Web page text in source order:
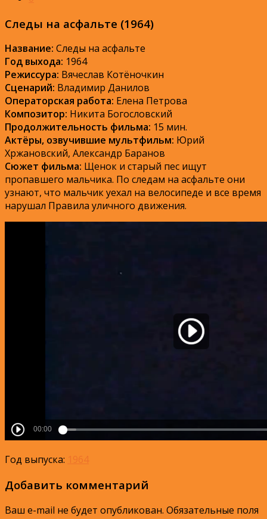
Следы на асфальте (1964)
Название: Следы на асфальте
Год выхода: 1964
Режиссура: Вячеслав Котёночкин
Сценарий: Владимир Данилов
Операторская работа: Елена Петрова
Композитор: Никита Богословский
Продолжительность фильма: 15 мин.
Актёры, озвучившие мультфильм: Юрий
Хржановский, Александр Баранов
Сюжет фильма: Щенок и старый пес ищут
пропавшего мальчика. По следам на асфальте они
узнают, что мальчик уехал на велосипеде и все время
нарушал Правила уличного движения.
Год выпуска: 1964
Добавить комментарий
Ваш e-mail не будет опубликован. Обязательные поля